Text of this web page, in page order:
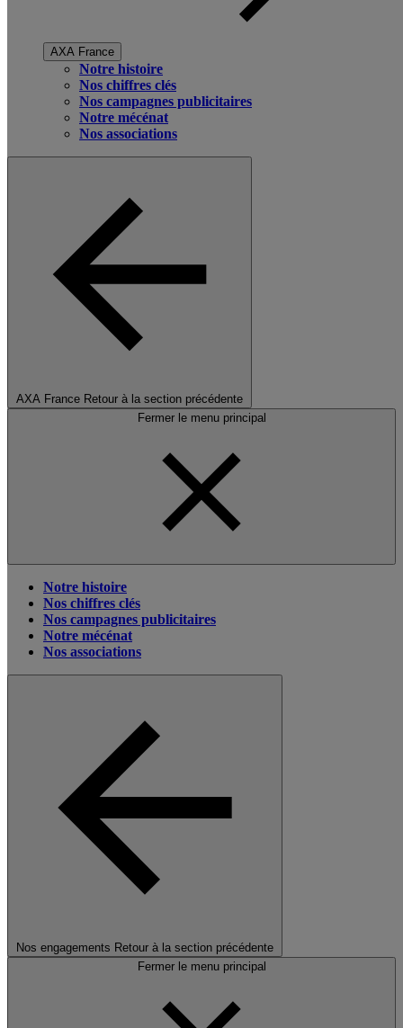
AXA France
Notre histoire
Nos chiffres clés
Nos campagnes publicitaires
Notre mécénat
Nos associations
AXA France Retour à la section précédente
Fermer le menu principal
Notre histoire
Nos chiffres clés
Nos campagnes publicitaires
Notre mécénat
Nos associations
Nos engagements Retour à la section précédente
Fermer le menu principal